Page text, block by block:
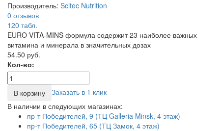
Производитель: Scitec Nutrition
0 отзывов
120 табл.
EURO VITA-MINS формула содержит 23 наиболее важных
витамина и минерала в значительных дозах
54.50 руб.
Кол-во:
В корзину
Заказать в 1 клик
В наличии в следующих магазинах:
пр-т Победителей, 9 (ТЦ Galleria Minsk, 4 этаж)
пр-т Победителей, 65 (ТЦ Замок, 4 этаж)